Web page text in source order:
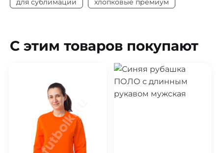
для сублимации хлопковые премиум
С этим товаров покупают